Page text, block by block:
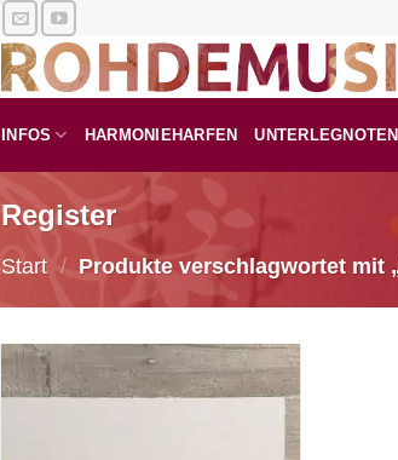
INFOS HARMONIEHARFEN UNTERLEGNOTEN
Register
Start / Produkte verschlagwortet mit